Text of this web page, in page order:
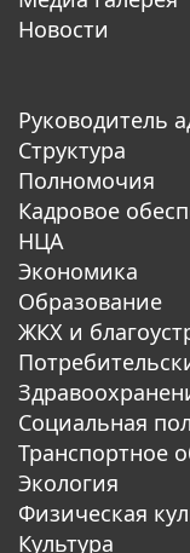
Новости
Руководитель
Структура
Полномочия
Кадровое
НЦА
Экономика
Образование
ЖКХ и
Социальная
Транспортное
Экология
Физическая
Культура